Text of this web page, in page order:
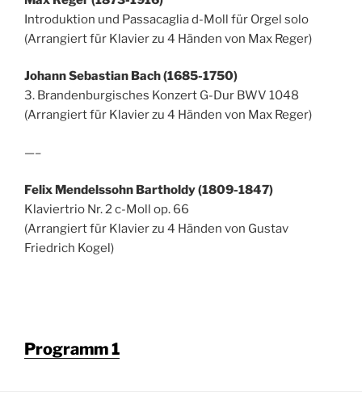
Introduktion und Passacaglia d-Moll für Orgel solo
(Arrangiert für Klavier zu 4 Händen von Max Reger)
Johann Sebastian Bach (1685-1750)
3. Brandenburgisches Konzert G-Dur BWV 1048
(Arrangiert für Klavier zu 4 Händen von Max Reger)
—–
Felix Mendelssohn Bartholdy (1809-1847)
Klaviertrio Nr. 2 c-Moll op. 66
(Arrangiert für Klavier zu 4 Händen von Gustav
Friedrich Kogel)
Programm 1